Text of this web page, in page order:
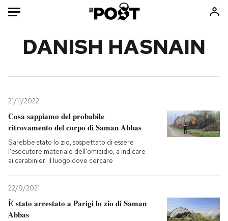
Mondo
Politica
Tecnologia
Internet
Scienza
Economia
Sport
Consumismi
Storie/Idee
Ok Boomer!
Mondiali calcio 2026
DANISH HASNAIN
21/11/2022
Cosa sappiamo del probabile
ritrovamento del corpo di Saman Abbas
Sarebbe stato lo zio, sospettato di essere
l'esecutore materiale dell'omicidio, a indicare
ai carabinieri il luogo dove cercare
22/9/2021
È stato arrestato a Parigi lo zio di Saman
Abbas